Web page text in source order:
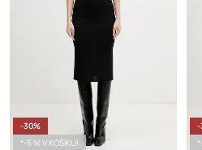
-30%
*-5 % V KOŠÍKU!
-